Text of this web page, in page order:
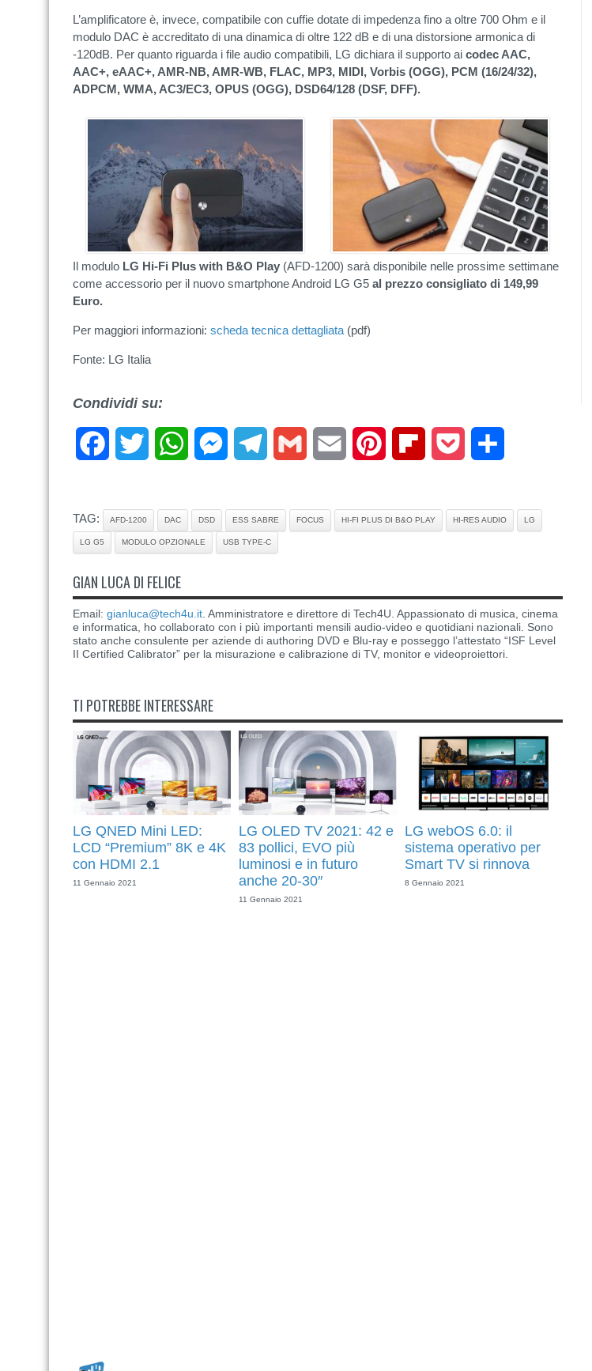
L’amplificatore è, invece, compatibile con cuffie dotate di impedenza fino a oltre 700 Ohm e il
modulo DAC è accreditato di una dinamica di oltre 122 dB e di una distorsione armonica di
-120dB. Per quanto riguarda i file audio compatibili, LG dichiara il supporto ai codec AAC,
AAC+, eAAC+, AMR-NB, AMR-WB, FLAC, MP3, MIDI, Vorbis (OGG), PCM (16/24/32),
ADPCM, WMA, AC3/EC3, OPUS (OGG), DSD64/128 (DSF, DFF).
Il modulo LG Hi-Fi Plus with B&O Play (AFD-1200) sarà disponibile nelle prossime settimane
come accessorio per il nuovo smartphone Android LG G5 al prezzo consigliato di 149,99
Euro.
Per maggiori informazioni: scheda tecnica dettagliata (pdf)
Fonte: LG Italia
Condividi su:
FacebookTwitter WhatsAppMessengerTelegramGmail Email Pinterest FlipboardPocket
TAG: AFD-1200 DAC DSD ESS SABRE FOCUS HI-FI PLUS DI B&O PLAY HI-RES AUDIO LG
LG G5 MODULO OPZIONALE USB TYPE-C
GIAN LUCA DI FELICE
Email: gianluca@tech4u.it. Amministratore e direttore di Tech4U. Appassionato di musica, cinema
e informatica, ho collaborato con i più importanti mensili audio-video e quotidiani nazionali. Sono
stato anche consulente per aziende di authoring DVD e Blu-ray e posseggo l’attestato “ISF Level
II Certified Calibrator” per la misurazione e calibrazione di TV, monitor e videoproiettori.
TI POTREBBE INTERESSARE
LG QNED Mini LED:
LCD “Premium” 8K e 4K
con HDMI 2.1
11 Gennaio 2021
LG OLED TV 2021: 42 e
83 pollici, EVO più
luminosi e in futuro
anche 20-30″
11 Gennaio 2021
LG webOS 6.0: il
sistema operativo per
Smart TV si rinnova
8 Gennaio 2021